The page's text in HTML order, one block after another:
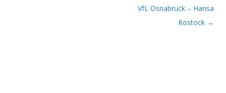
VfL Osnabrück – Hansa
Rostock →